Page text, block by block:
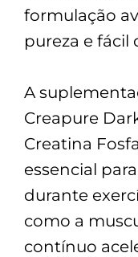
formulação
pureza e fácil
A
Creapure
Creatina
essencial
durante
como a
contínuo